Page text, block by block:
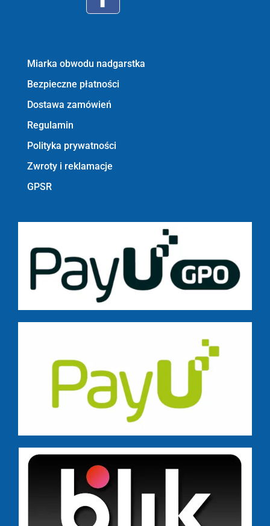
Miarka obwodu nadgarstka
Bezpieczne płatności
Dostawa zamówień
Regulamin
Polityka prywatności
Zwroty i reklamacje
GPSR